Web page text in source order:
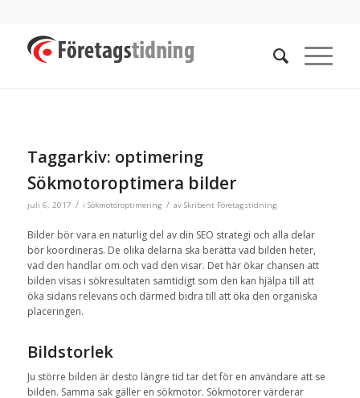
Taggarkiv: optimering
Sökmotoroptimera bilder
juli 6, 2017 / i Sökmotoroptimering / av Skribent Företagstidning
Bilder bör vara en naturlig del av din SEO strategi och alla delar
bör koordineras. De olika delarna ska berätta vad bilden heter,
vad den handlar om och vad den visar. Det här ökar chansen att
bilden visas i sökresultaten samtidigt som den kan hjälpa till att
öka sidans relevans och därmed bidra till att öka den organiska
placeringen.
Bildstorlek
Ju större bilden är desto längre tid tar det för en användare att se
bilden. Samma sak gäller en sökmotor. Sökmotorer värderar